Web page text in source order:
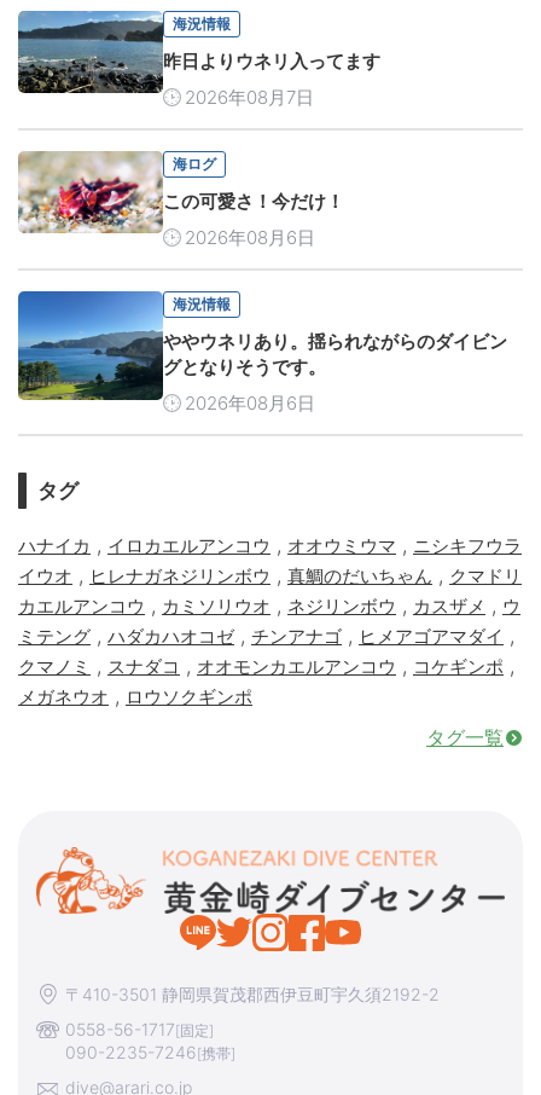
海況情報
昨日よりウネリ入ってます
2026年08月7日
海ログ
この可愛さ！今だけ！
2026年08月6日
海況情報
ややウネリあり。揺られながらのダイビン
グとなりそうです。
2026年08月6日
タグ
ハナイカ , イロカエルアンコウ , オオウミウマ , ニシキフウラ
イウオ , ヒレナガネジリンボウ , 真鯛のだいちゃん , クマドリ
カエルアンコウ , カミソリウオ , ネジリンボウ , カスザメ , ウ
ミテング , ハダカハオコゼ, チンアナゴ , ヒメアゴアマダイ ,
クマノミ , スナダコ , オオモンカエルアンコウ , コケギンポ ,
メガネウオ , ロウソクギンポ
タグ一覧
〒410-3501 静岡県賀茂郡西伊豆町宇久須2192-2
0558-56-1717[固定]
090-2235-7246[携帯]
dive@arari.co.jp